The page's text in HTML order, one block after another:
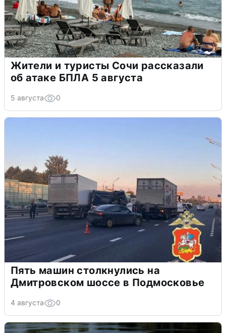
Жители и туристы Сочи рассказали
об атаке БПЛА 5 августа
5 августа 0
Пять машин столкнулись на
Дмитровском шоссе в Подмосковье
4 августа 0